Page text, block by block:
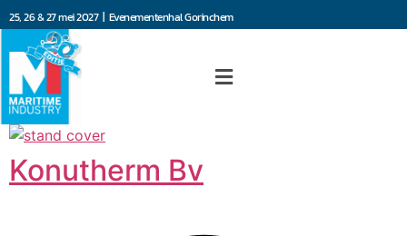
25, 26 & 27 mei 2027 | Evenementenhal Gorinchem
Konutherm Bv